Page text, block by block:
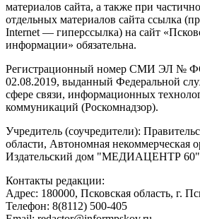
материалов сайта, а также при
отдельных материалов сайта ссылка
Internet — гиперссылка) на сайт
информации» обязательна.
Регистрационный номер СМИ ЭЛ №
02.08.2019, выданный Федеральной
сфере связи, информационных
коммуникаций (Роскомнадзор).
Учредитель (соучредители):
области, Автономная некоммерческая
Издательский дом "МЕДИАЦЕНТР 60"
Контакты редакции:
Адреc: 180000, Псковская область, г.
Телефон: 8(8112) 500-405